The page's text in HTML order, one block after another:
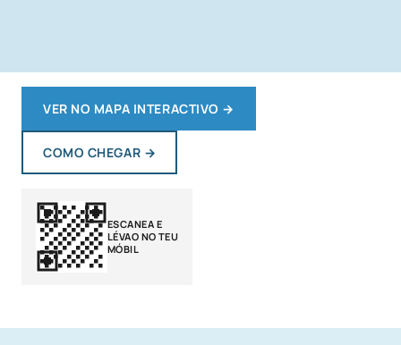
VER NO MAPA INTERACTIVO →
COMO CHEGAR →
ESCANEA E
LÉVAO NO TEU
MÓBIL